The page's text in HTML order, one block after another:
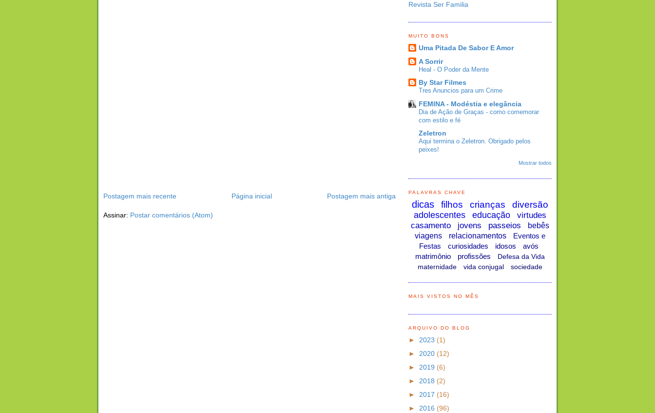
Postagem mais recente Postagem mais antiga
Página inicial
Assinar: Postar comentários (Atom)
Revista Ser Familia
MUITO BONS
Uma Pitada De Sabor E Amor
A Sorrir
Heal - O Poder da Mente
By Star Filmes
Tres Anuncios para um Crime
FEMINA - Modéstia e elegância
Dia de Ação de Graças - como comemorar
com estilo e fé
Zeletron
Aqui termina o Zeletron. Obrigado pelos
peixes!
Mostrar todos
PALAVRAS CHAVE
dicas filhos crianças diversão
adolescentes educação
virtudes
casamento
jovens passeios
bebês
viagens
relacionamentos
Eventos e
Festas
curiosidades idosos
avós
matrimônio
profissões
Defesa da Vida
maternidade
vida conjugal sociedade
MAIS VISTOS NO MÊS
ARQUIVO DO BLOG
► 2023 (1)
► 2020 (12)
► 2019 (6)
► 2018 (2)
► 2017 (16)
► 2016 (96)